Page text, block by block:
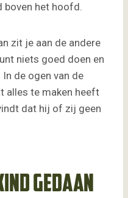
boven het hoofd.
zit je aan de andere
niets goed doen en
In de ogen van de
alles te maken heeft
dat hij of zij geen
gedaan